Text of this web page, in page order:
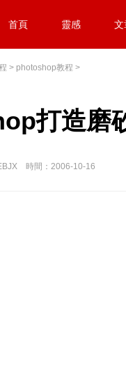
首頁 靈感 文
> photoshop教程 >
打造磨
時間：2006-10-16